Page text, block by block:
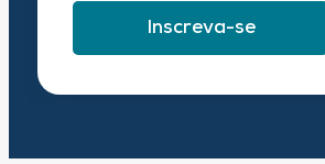
Inscreva-se